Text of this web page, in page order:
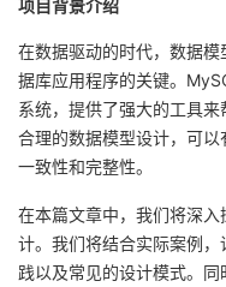
发
者
我
博
的
我
项目背景介绍
在数据驱动的时代，数据
据库应用程序的关键。
系统，提供了强大的工具
合理的数据模型设计，可
一致性和完整性。
在本篇文章中，我们将深
计。我们将结合实际案例
践以及常见的设计模式。